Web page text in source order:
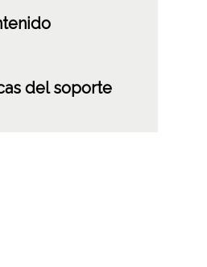
del soporte